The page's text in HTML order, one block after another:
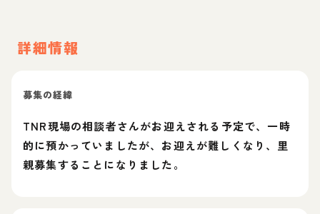
詳細情報
募集の経緯
TNR現場の相談者さんがお迎えされる予定で、一時
的に預かっていましたが、お迎えが難しくなり、里
親募集することになりました。